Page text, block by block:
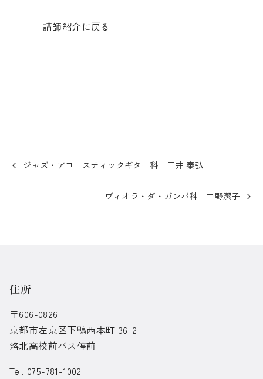
講師紹介に戻る
ジャズ・アコースティックギター科 田井 泰弘
ヴィオラ・ダ・ガンバ科 中野潔子
住所
〒606-0826
京都市左京区下鴨西本町 36-2
洛北高校前バス停前
Tel. 075-781-1002